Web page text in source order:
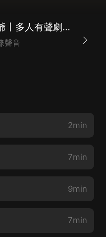
重生之國際倒爺丨多人有聲劇丨輕鬆搞笑丨都市丨商戰丨探險丨一帶一路
聲音
2min
7min
9min
7min